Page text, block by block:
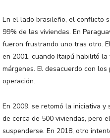
En el lado brasileño, el conflicto
99% de las viviendas. En
fueron frustrando uno tras otro.
en 2001, cuando Itaipú habilitó
márgenes. El desacuerdo con
operación.
En 2009, se retomó la iniciativa
de cerca de 500 viviendas, pero
suspenderse. En 2018, otro